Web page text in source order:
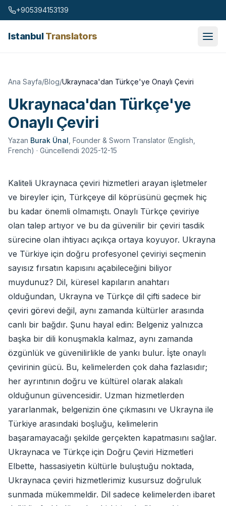
Skip to content
+905394153139
IstanbulTranslators
Ana Sayfa/Blog/Ukraynaca'dan Türkçe'ye Onaylı Çeviri
Ukraynaca'dan Türkçe'ye
Onaylı Çeviri
Yazan Burak Ünal Founder & Sworn Translator (English,
French) · Güncellendi 2025-12-15
Kaliteli Ukraynaca çeviri hizmetleri arayan işletmeler
ve bireyler için, Türkçeye dil köprüsünü geçmek hiç
bu kadar önemli olmamıştı. Onaylı Türkçe çeviriye
olan talep artıyor ve bu da güvenilir bir çeviri tasdik
sürecine olan ihtiyacı açıkça ortaya koyuyor. Ukrayna
ve Türkiye için doğru profesyonel çeviriyi seçmenin
sayısız fırsatın kapısını açabileceğini biliyor
muydunuz? Dil, küresel kapıların anahtarı
olduğundan, Ukrayna ve Türkçe dil çifti sadece bir
çeviri görevi değil, aynı zamanda kültürler arasında
canlı bir bağdır. Şunu hayal edin: Belgeniz yalnızca
başka bir dili konuşmakla kalmaz, aynı zamanda
özgünlük ve güvenilirlikle de yankı bulur. İşte onaylı
çevirinin gücü. Bu, kelimelerden çok daha fazlasıdır;
her ayrıntının doğru ve kültürel olarak alakalı
olduğunun güvencesidir. Uzman hizmetlerden
yararlanmak, belgenizin öne çıkmasını ve Ukrayna ile
Türkiye arasındaki boşluğu, kelimelerin
başaramayacağı şekilde gerçekten kapatmasını sağlar.
Ukraynaca ve Türkçe için Doğru Çeviri Hizmetleri
Elbette, hassasiyetin kültürle buluştuğu noktada,
Ukraynaca çeviri hizmetlerimiz kusursuz doğruluk
sunmada mükemmeldir. Dil sadece kelimelerden ibaret